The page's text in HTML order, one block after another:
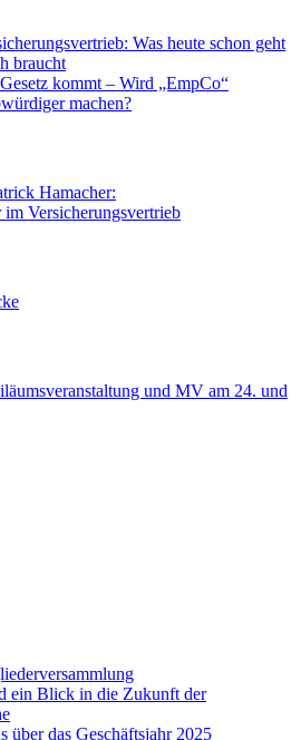
Was heute schon geht
braucht
kommt – Wird „EmpCo“
machen?
Hamacher:
Versicherungsvertrieb
und MV am 24. und
ein Blick in die Zukunft der
über das Geschäftsjahr 2025